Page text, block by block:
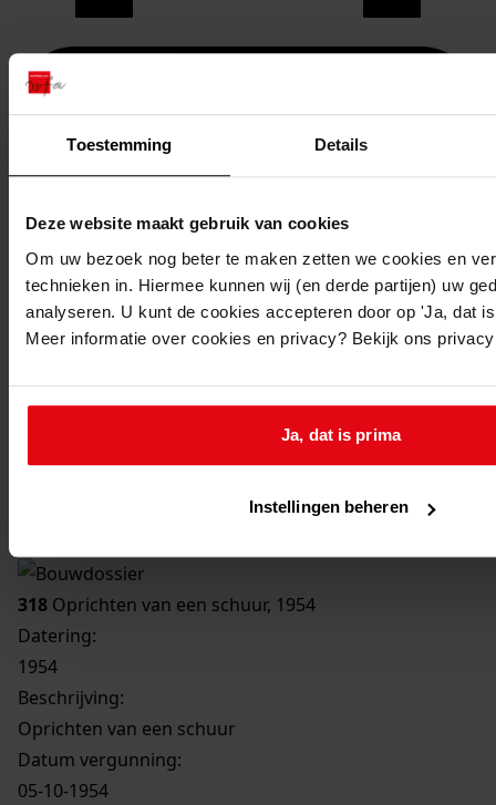
Toestemming Details
Deze website maakt gebruik van cookies
Om uw bezoek nog beter te maken zetten we cookies en
technieken in. Hiermee kunnen wij (en derde partijen) uw
analyseren. U kunt de cookies accepteren door op 'Ja, dat
Meer informatie over cookies en privacy? Bekijk ons
Ja, dat is prima
Instellingen beheren
Printen
duurzaam webadres
318 Oprichten van een schuur, 1954
Datering:
1954
Beschrijving:
Oprichten van een schuur
Datum vergunning:
05-10-1954